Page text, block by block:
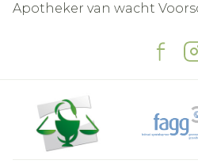
Apotheker van wacht